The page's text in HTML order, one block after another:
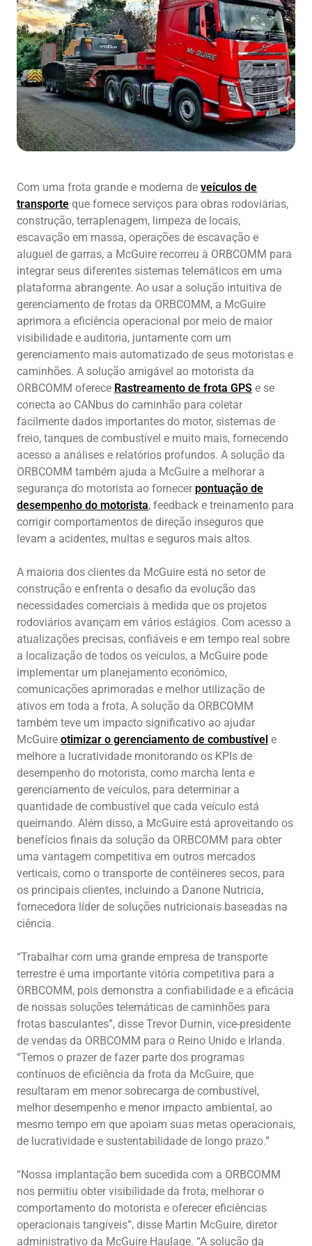
Com uma frota grande e moderna de veículos de
transporte que fornece serviços para obras rodoviárias,
construção, terraplenagem, limpeza de locais,
escavação em massa, operações de escavação e
aluguel de garras, a McGuire recorreu à ORBCOMM para
integrar seus diferentes sistemas telemáticos em uma
plataforma abrangente. Ao usar a solução intuitiva de
gerenciamento de frotas da ORBCOMM, a McGuire
aprimora a eficiência operacional por meio de maior
visibilidade e auditoria, juntamente com um
gerenciamento mais automatizado de seus motoristas e
caminhões. A solução amigável ao motorista da
ORBCOMM oferece Rastreamento de frota GPS e se
conecta ao CANbus do caminhão para coletar
facilmente dados importantes do motor, sistemas de
freio, tanques de combustível e muito mais, fornecendo
acesso a análises e relatórios profundos. A solução da
ORBCOMM também ajuda a McGuire a melhorar a
segurança do motorista ao fornecer pontuação de
desempenho do motorista, feedback e treinamento para
corrigir comportamentos de direção inseguros que
levam a acidentes, multas e seguros mais altos.
A maioria dos clientes da McGuire está no setor de
construção e enfrenta o desafio da evolução das
necessidades comerciais à medida que os projetos
rodoviários avançam em vários estágios. Com acesso a
atualizações precisas, confiáveis e em tempo real sobre
a localização de todos os veículos, a McGuire pode
implementar um planejamento econômico,
comunicações aprimoradas e melhor utilização de
ativos em toda a frota. A solução da ORBCOMM
também teve um impacto significativo ao ajudar
McGuire otimizar o gerenciamento de combustível e
melhore a lucratividade monitorando os KPIs de
desempenho do motorista, como marcha lenta e
gerenciamento de veículos, para determinar a
quantidade de combustível que cada veículo está
queimando. Além disso, a McGuire está aproveitando os
benefícios finais da solução da ORBCOMM para obter
uma vantagem competitiva em outros mercados
verticais, como o transporte de contêineres secos, para
os principais clientes, incluindo a Danone Nutricia,
fornecedora líder de soluções nutricionais baseadas na
ciência.
“Trabalhar com uma grande empresa de transporte
terrestre é uma importante vitória competitiva para a
ORBCOMM, pois demonstra a confiabilidade e a eficácia
de nossas soluções telemáticas de caminhões para
frotas basculantes”, disse Trevor Durnin, vice-presidente
de vendas da ORBCOMM para o Reino Unido e Irlanda.
“Temos o prazer de fazer parte dos programas
contínuos de eficiência da frota da McGuire, que
resultaram em menor sobrecarga de combustível,
melhor desempenho e menor impacto ambiental, ao
mesmo tempo em que apoiam suas metas operacionais,
de lucratividade e sustentabilidade de longo prazo.”
“Nossa implantação bem sucedida com a ORBCOMM
nos permitiu obter visibilidade da frota, melhorar o
comportamento do motorista e oferecer eficiências
operacionais tangíveis”, disse Martin McGuire, diretor
administrativo da McGuire Haulage. “A solução da